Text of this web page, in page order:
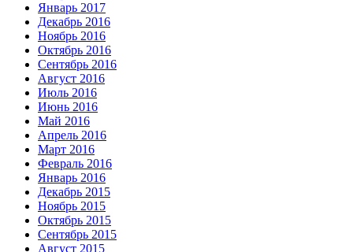
Январь 2017
Декабрь 2016
Ноябрь 2016
Октябрь 2016
Сентябрь 2016
Август 2016
Июль 2016
Июнь 2016
Май 2016
Апрель 2016
Март 2016
Февраль 2016
Январь 2016
Декабрь 2015
Ноябрь 2015
Октябрь 2015
Сентябрь 2015
Август 2015